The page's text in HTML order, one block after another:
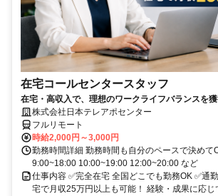
在宅コールセンタースタッフ
在宅・高収入で、理想のワークライフバランスを
株式会社日本テレアポセンター
フルリモート
時給2,000円～3,000円
勤務時間詳細 勤務時間も自分のペースで決めて
9:00~18:00 10:00~19:00 12:00~20:00 など
仕事内容 ✅完全在宅 全国どこでも勤務OK ✅通
宅で月収25万円以上も可能！ 経験・成果に応じ